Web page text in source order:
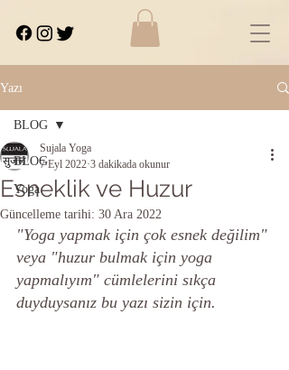
Yazı
BLOG
Yoga
BLOG
Esneklik ve Huzur
Sujala Yoga
7 Eyl 2022 3 dakikada okunur
Güncelleme tarihi: 30 Ara 2022
"Yoga yapmak için çok esnek değilim"
veya "huzur bulmak için yoga
yapmalıyım" cümlelerini sıkça
duyduysanız bu yazı sizin için.